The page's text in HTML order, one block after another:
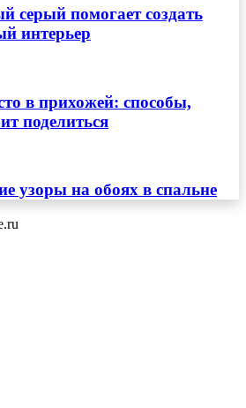
серый помогает создать
интерьер
в прихожей: способы,
поделиться
узоры на обоях в спальне